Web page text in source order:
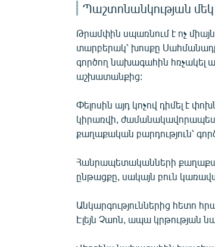
Պաշտոնանկության
Թրամփին սպառնում է ոչ
տարբերակ՝ խոսքը
գործող նախագահին հռչակել
աշխատանքից:
Փելոսին այդ կոչով դիմել է
կիրառվի,
քաղաքական բարդություն՝
Հանրապետականների
ընթացքը, սակայն բուն
Անկարգություններից հետո
Էլեյն Չաոն, ապա կրթության